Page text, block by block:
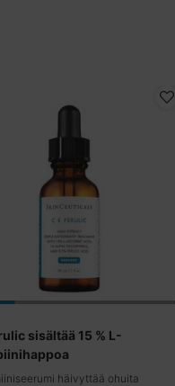
sisältää 15 % L-
häivyttää ohuita